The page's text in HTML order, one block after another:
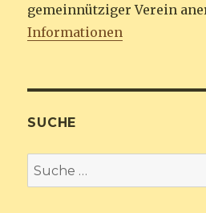
gemeinnütziger Verein
Informationen
SUCHE
Suche
nach: